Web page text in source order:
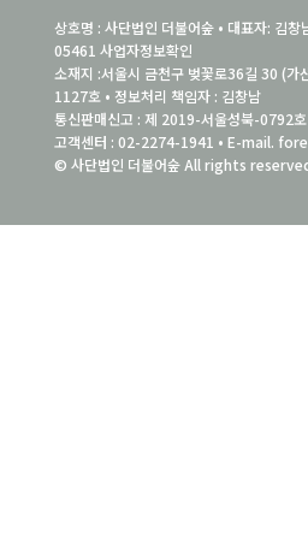
상호명 : 사단법인 더불어숲 • 대표자: 김
05461 사업자정보확인
소재지 :서울시 금천구 벚꽃로36길 30 (
1127호 • 정보처리 책임자 : 김창남
통신판매신고 : 제 2019-서울성북-0792
고객센터 : 02-2274-1941 • E-mail.
© 사단법인 더불어숲 All rights